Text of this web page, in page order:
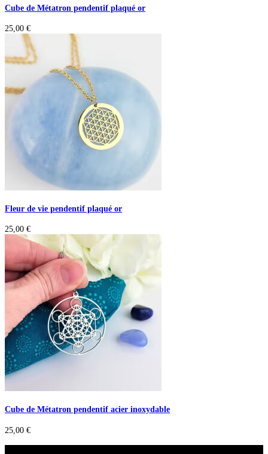
Cube de Métatron pendentif plaqué or
25,00 €
Fleur de vie pendentif plaqué or
25,00 €
Cube de Métatron pendentif acier inoxydable
25,00 €